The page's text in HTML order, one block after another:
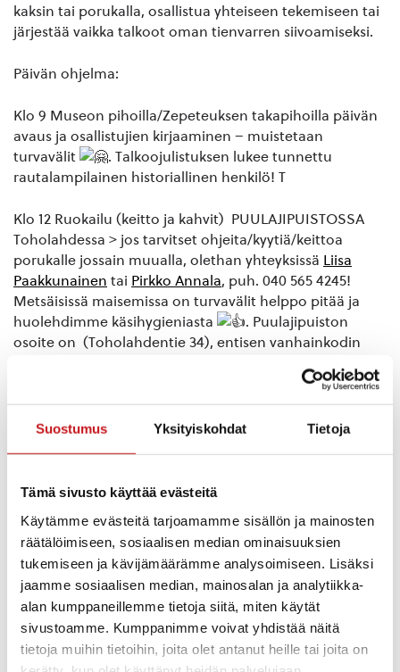
Suostumus Yksityiskohdat Tietoja
Tämä sivusto käyttää evästeitä
Käytämme evästeitä tarjoamamme sisällön ja mainosten
räätälöimiseen, sosiaalisen median ominaisuuksien
tukemiseen ja kävijämäärämme analysoimiseen. Lisäksi
jaamme sosiaalisen median, mainosalan ja analytiikka-
alan kumppaneillemme tietoja siitä, miten käytät
sivustoamme. Kumppanimme voivat yhdistää näitä
tietoja muihin tietoihin, joita olet antanut heille tai joita on
kaksin tai porukalla, osallistua yhteiseen tekemiseen tai
järjestää vaikka talkoot oman tienvarren siivoamiseksi.
Päivän ohjelma:
Klo 9 Museon pihoilla/Zepeteuksen takapihoilla päivän
avaus ja osallistujien kirjaaminen – muistetaan
turvavälit
. Talkoojulistuksen lukee tunnettu
rautalampilainen historiallinen henkilö! T
Klo 12 Ruokailu (keitto ja kahvit) PUULAJIPUISTOSSA
Toholahdessa > jos tarvitset ohjeita/kyytiä/keittoa
porukalle jossain muualla, olethan yhteyksissä Liisa
Paakkunainen tai Pirkko Annala, puh. 040 565 4245!
Metsäisissä maisemissa on turvavälit helppo pitää ja
huolehdimme käsihygieniasta
. Puulajipuiston
osoite on (Toholahdentie 34), entisen vanhainkodin
Kerkonkoskella kokoonnutaan klo 10.00 Kosken
Puotipiika-kaupalle ja lounastetaan klo 12.00 Seuralassa.
aikana.
Yleisö-wc on museolla aamupäivästä ja Kahvila
Zepeteuksessa klo 12 alkaen. Museolle pääsee sisälle
pyytämällä ulkona talkoissa olevaa henkilökuntaa
avaamaan oven.
Tapahtumaa ovat tänä vuonna tukeneet Rautalammin
kunta, Rautalammin Osuuspankki, Juha Rossin säätiö ja